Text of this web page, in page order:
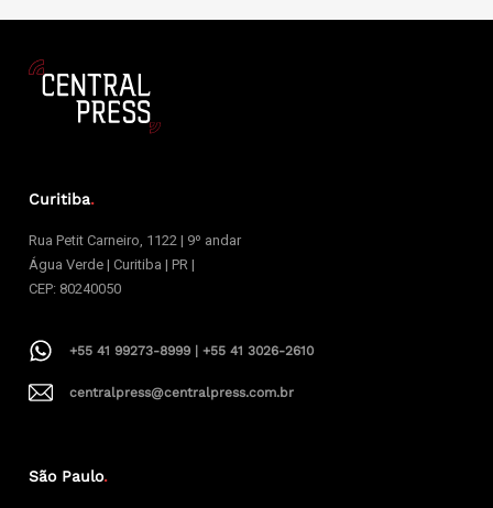
Curitiba.
Rua Petit Carneiro, 1122 | 9º andar
Água Verde | Curitiba | PR |
CEP: 80240050
+55 41 99273-8999 | +55 41 3026-2610
centralpress@centralpress.com.br
São Paulo.